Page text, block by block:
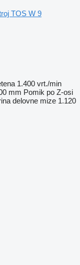
TOS W 9
1.400 vrt./min
mm Pomik po Z-osi
delovne mize 1.120